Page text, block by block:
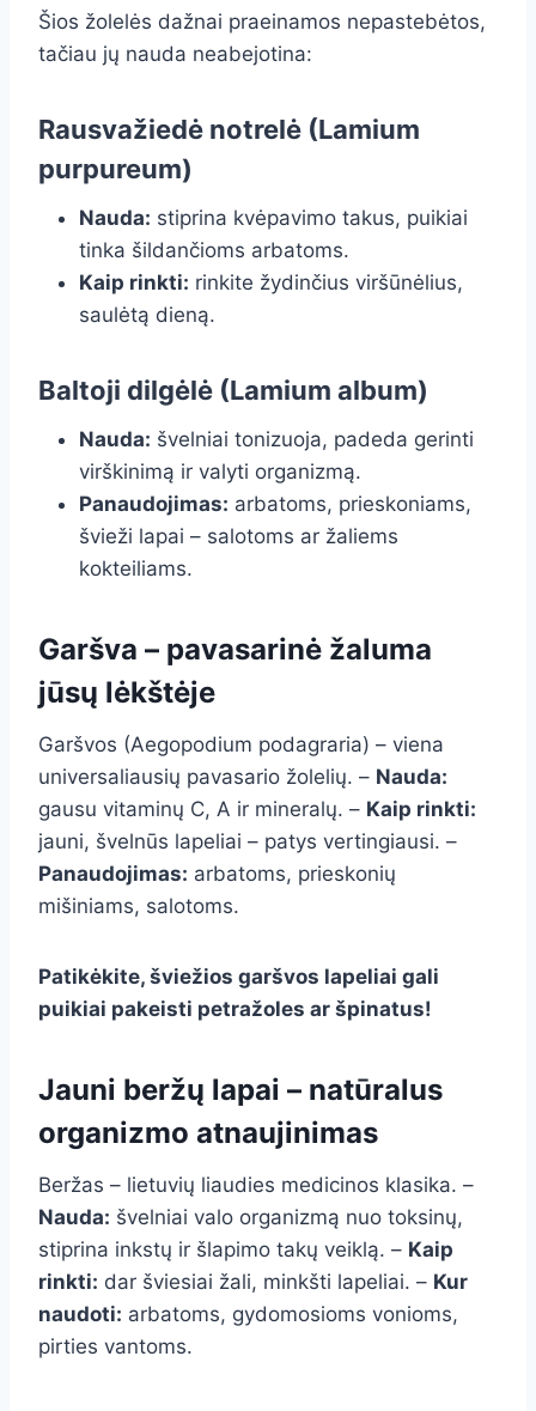
Šios žolelės dažnai praeinamos nepastebėtos,
tačiau jų nauda neabejotina:
Rausvažiedė notrelė (Lamium
purpureum)
Nauda: stiprina kvėpavimo takus, puikiai
tinka šildančioms arbatoms.
Kaip rinkti: rinkite žydinčius viršūnėlius,
saulėtą dieną.
Baltoji dilgėlė (Lamium album)
Nauda: švelniai tonizuoja, padeda gerinti
virškinimą ir valyti organizmą.
Panaudojimas: arbatoms, prieskoniams,
švieži lapai – salotoms ar žaliems
kokteiliams.
Garšva – pavasarinė žaluma
jūsų lėkštėje
Garšvos (Aegopodium podagraria) – viena
universaliausių pavasario žolelių. – Nauda:
gausu vitaminų C, A ir mineralų. – Kaip rinkti:
jauni, švelnūs lapeliai – patys vertingiausi. –
Panaudojimas: arbatoms, prieskonių
mišiniams, salotoms.
Patikėkite, šviežios garšvos lapeliai gali
puikiai pakeisti petražoles ar špinatus!
Jauni beržų lapai – natūralus
organizmo atnaujinimas
Beržas – lietuvių liaudies medicinos klasika. –
Nauda: švelniai valo organizmą nuo toksinų,
stiprina inkstų ir šlapimo takų veiklą. – Kaip
rinkti: dar šviesiai žali, minkšti lapeliai. – Kur
naudoti: arbatoms, gydomosioms vonioms,
pirties vantoms.